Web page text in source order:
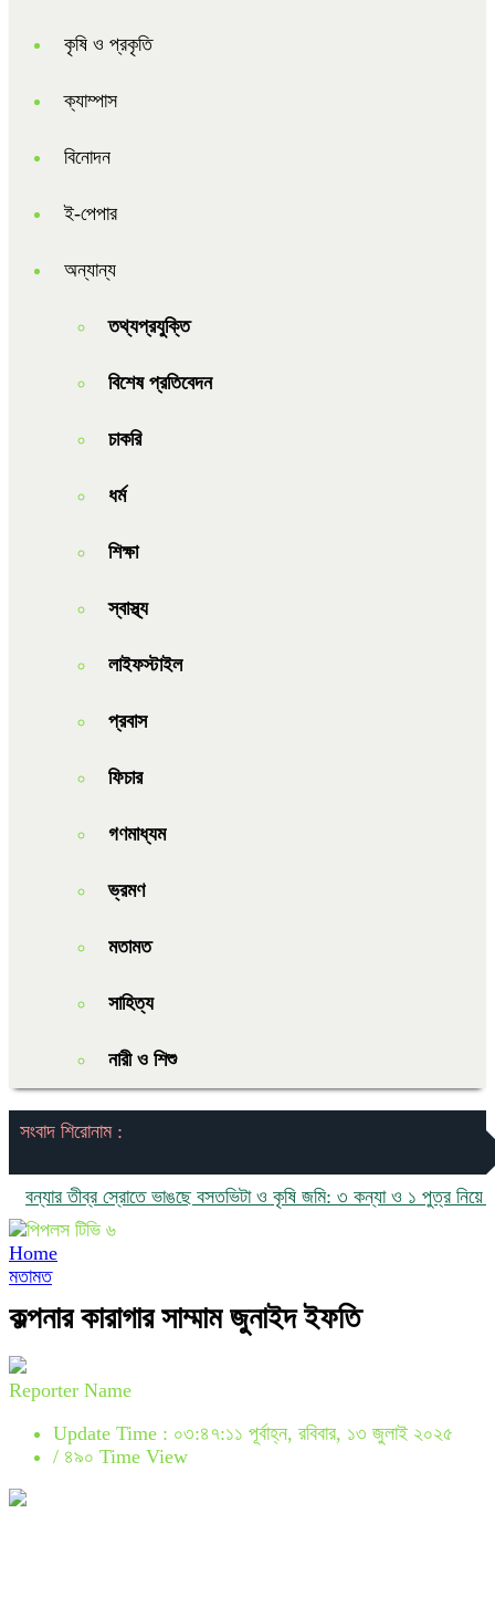
কৃষি ও প্রকৃতি
ক্যাম্পাস
বিনোদন
ই-পেপার
অন্যান্য
তথ্যপ্রযুক্তি
বিশেষ প্রতিবেদন
চাকরি
ধর্ম
শিক্ষা
স্বাস্থ্য
লাইফস্টাইল
প্রবাস
ফিচার
গণমাধ্যম
ভ্রমণ
মতামত
সাহিত্য
নারী ও শিশু
সংবাদ শিরোনাম :
তীব্র স্রোতে ভাঙছে বসতভিটা ও কৃষি জমি: ৩ কন্যা ও ১ পুত্র নিয়ে চরম
Home
মতামত
কল্পনার কারাগার সাম্মাম জুনাইদ ইফতি
Reporter Name
Update Time : ০৩:৪৭:১১ পূর্বাহ্ন, রবিবার, ১৩ জুলাই ২০২৫
/ ৪৯০ Time View